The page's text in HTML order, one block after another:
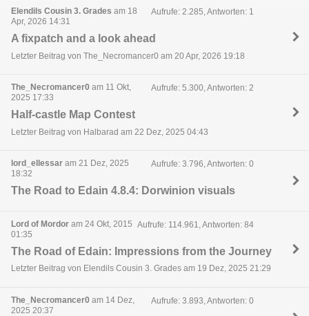
Elendils Cousin 3. Grades am 18
Apr, 2026 14:31
Aufrufe: 2.285, Antworten: 1
A fixpatch and a look ahead
Letzter Beitrag von The_Necromancer0 am 20 Apr, 2026 19:18
The_Necromancer0 am 11 Okt,
2025 17:33
Aufrufe: 5.300, Antworten: 2
Half-castle Map Contest
Letzter Beitrag von Halbarad am 22 Dez, 2025 04:43
lord_ellessar am 21 Dez, 2025
18:32
Aufrufe: 3.796, Antworten: 0
The Road to Edain 4.8.4: Dorwinion visuals
Lord of Mordor am 24 Okt, 2015
01:35
Aufrufe: 114.961, Antworten: 84
The Road of Edain: Impressions from the Journey
Letzter Beitrag von Elendils Cousin 3. Grades am 19 Dez, 2025 21:29
The_Necromancer0 am 14 Dez,
2025 20:37
Aufrufe: 3.893, Antworten: 0